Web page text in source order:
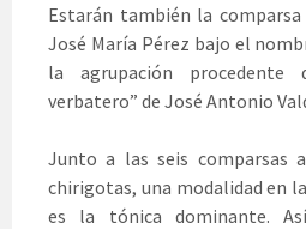
Estarán también la
José María Pérez bajo el
la agrupación procedente
verbatero” de José Antonio
Junto a las seis comparsas
chirigotas, una modalidad en
es la tónica dominante.